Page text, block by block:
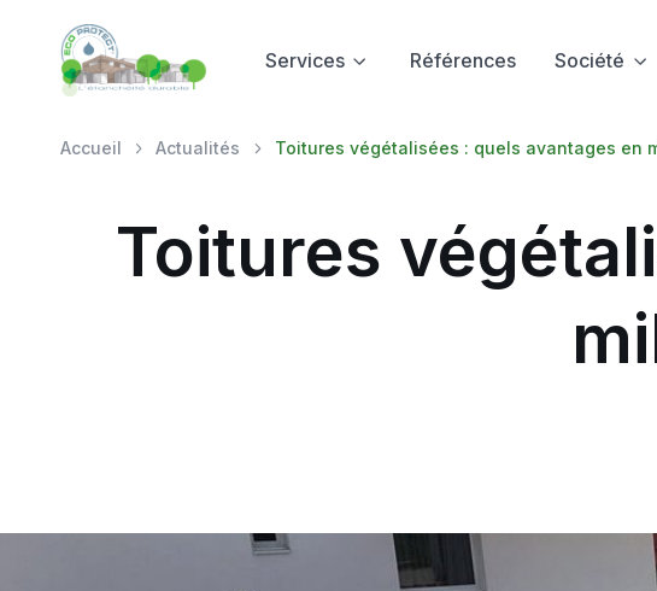
Services Références Société
Accueil Actualités Toitures végétalisées : quels avantages en
Toitures